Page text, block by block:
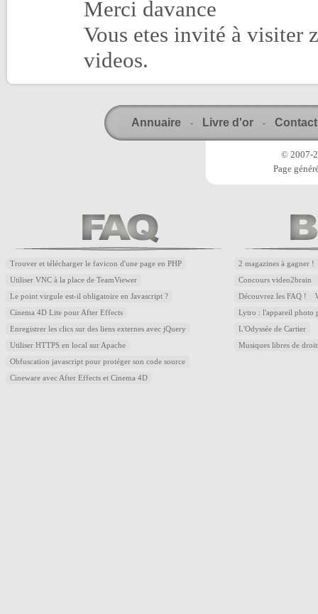
Merci davance
Vous etes invité à visiter
videos.
Annuaire - Livre d'or - Contact
© 2007-
Page
Trouver et télécharger le favicon d'une page en PHP
Utiliser VNC à la place de TeamViewer
Le point virgule est-il obligatoire en Javascript ?
Cinema 4D Lite pour After Effects
Enregistrer les clics sur des liens externes avec jQuery
Utiliser HTTPS en local sur Apache
Obfuscation javascript pour protéger son code source
Cineware avec After Effects et Cinema 4D
2 magazines à gagner !
Concours video2brain
Découvrez les FAQ !
Lytro : l'appareil photo
L'Odyssée de Cartier
Musiques libres de